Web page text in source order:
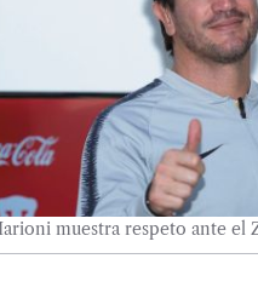
muestra respeto ante el